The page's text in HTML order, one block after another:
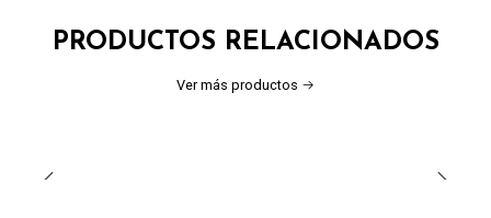
PRODUCTOS RELACIONADOS
Ver más productos